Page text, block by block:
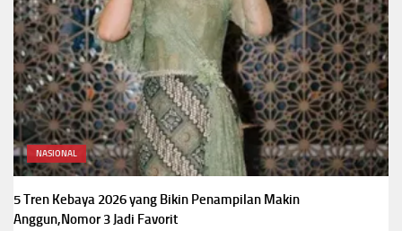
NASIONAL
5 Tren Kebaya 2026 yang Bikin Penampilan Makin
Anggun,Nomor 3 Jadi Favorit